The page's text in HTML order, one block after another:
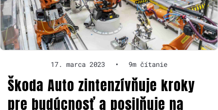
17. marca 2023 • 9m čítanie
Škoda Auto zintenzívňuje kroky
pre budúcnosť a posilňuje na